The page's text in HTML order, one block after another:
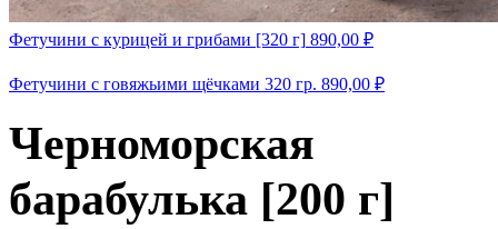
Фетучини с курицей и грибами [320 г] 890,00 ₽
Фетучини с говяжьими щёчками 320 гр. 890,00 ₽
Черноморская
барабулька [200 г]